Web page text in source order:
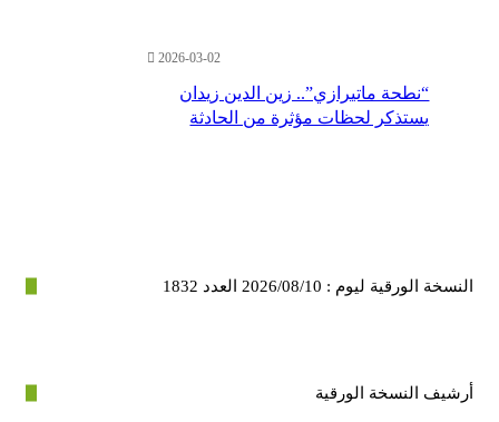
2026-03-02
“نطحة ماتيرازي”.. زين الدين زيدان
يستذكر لحظات مؤثرة من الحادثة
ليوم : 2026/08/10 العدد 1832
النسخة الورقية